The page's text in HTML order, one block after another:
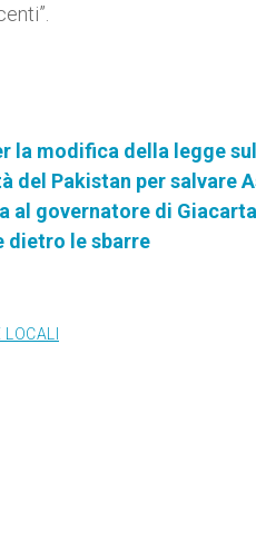
la modifica della legge
del Pakistan per salvare
al governatore di
dietro le sbarre